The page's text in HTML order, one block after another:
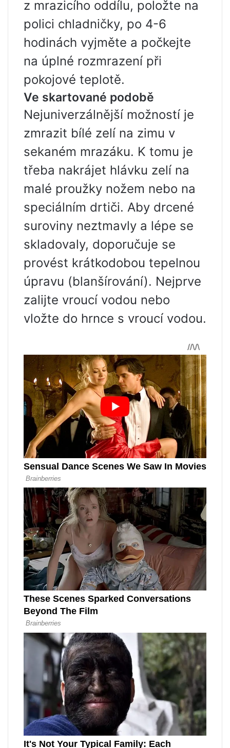
z mrazicího oddílu, položte na
polici chladničky, po 4-6
hodinách vyjměte a počkejte
na úplné rozmrazení při
pokojové teplotě.
Ve skartované podobě
Nejuniverzálnější možností je
zmrazit bílé zelí na zimu v
sekaném mrazáku. K tomu je
třeba nakrájet hlávku zelí na
malé proužky nožem nebo na
speciálním drtiči. Aby drcené
suroviny neztmavly a lépe se
skladovaly, doporučuje se
provést krátkodobou tepelnou
úpravu (blanšírování). Nejprve
zalijte vroucí vodou nebo
vložte do hrnce s vroucí vodou.